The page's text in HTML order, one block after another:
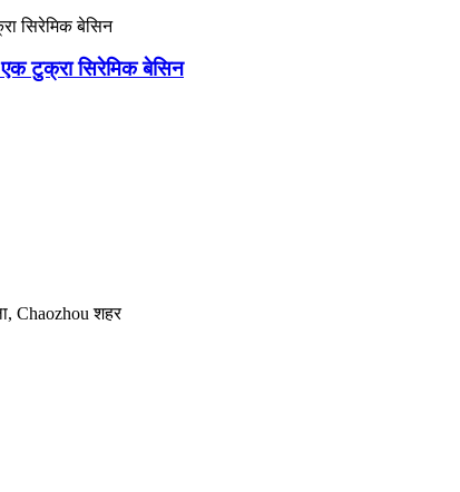
टुक्रा सिरेमिक बेसिन
Chaozhou शहर